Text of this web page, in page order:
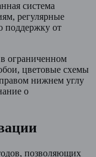
система
регулярные
поддержку от
ограниченном
цветовые схемы
нижнем углу
о
позволяющих